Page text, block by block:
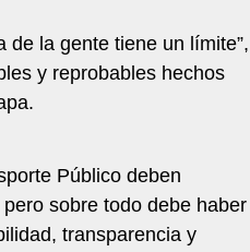
de la gente tiene un límite”,
y reprobables hechos
Público deben
sobre todo debe haber
transparencia y